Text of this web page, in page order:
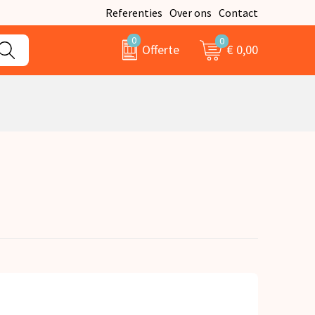
Referenties Over ons Contact
0
Offerte
0
€ 0,00